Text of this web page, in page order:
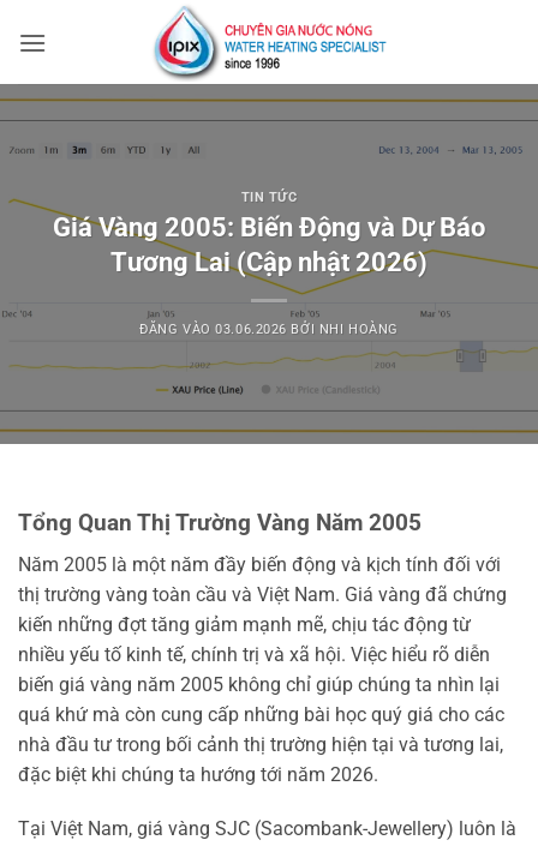
qua
dung
TIN TỨC
Giá Vàng 2005: Biến Động và Dự Báo
Tương Lai (Cập nhật 2026)
ĐĂNG VÀO03.06.2026 BỞI NHI HOÀNG
Tổng Quan Thị Trường Vàng Năm 2005
Năm 2005 là một năm đầy biến động và kịch tính đối với
thị trường vàng toàn cầu và Việt Nam. Giá vàng đã chứng
kiến những đợt tăng giảm mạnh mẽ, chịu tác động từ
nhiều yếu tố kinh tế, chính trị và xã hội. Việc hiểu rõ diễn
biến giá vàng năm 2005 không chỉ giúp chúng ta nhìn lại
quá khứ mà còn cung cấp những bài học quý giá cho các
nhà đầu tư trong bối cảnh thị trường hiện tại và tương lai,
đặc biệt khi chúng ta hướng tới năm 2026.
Tại Việt Nam, giá vàng SJC (Sacombank-Jewellery) luôn là